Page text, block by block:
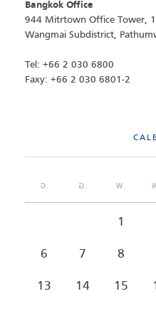
Bangkok Office
944 Mitrtown Office Tower,
Wangmai Subdistrict,
Tel: +66 2 030 6800
Faxy: +66 2 030 6801-2
จ. อ. พ.
1
6 7 8
13 14 15